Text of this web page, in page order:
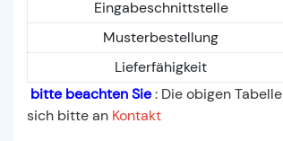
Eingabeschnittstelle
Musterbestellung
Lieferfähigkeit
bitte beachten Sie: Die obigen
sich bitte an Kontakt